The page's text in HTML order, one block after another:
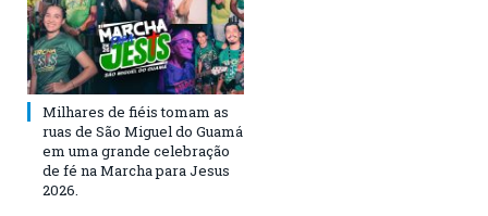
Milhares de fiéis tomam as
ruas de São Miguel do Guamá
em uma grande celebração
de fé na Marcha para Jesus
2026.